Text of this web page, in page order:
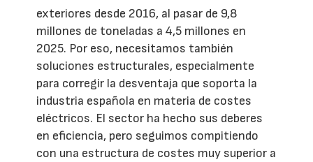
exteriores desde 2016, al pasar de 9,8
millones de toneladas a 4,5 millones en
2025. Por eso, necesitamos también
soluciones estructurales, especialmente
para corregir la desventaja que soporta la
industria española en materia de costes
eléctricos. El sector ha hecho sus deberes
en eficiencia, pero seguimos compitiendo
con una estructura de costes muy superior a